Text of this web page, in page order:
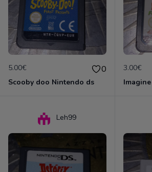
5.00€ 0
Scooby doo Nintendo ds
3.00€
Leh99